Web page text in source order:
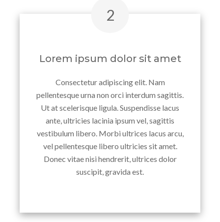
Lorem ipsum dolor sit amet
Consectetur adipiscing elit. Nam
pellentesque urna non orci interdum sagittis.
Ut at scelerisque ligula. Suspendisse lacus
ante, ultricies lacinia ipsum vel, sagittis
vestibulum libero. Morbi ultrices lacus arcu,
vel pellentesque libero ultricies sit amet.
Donec vitae nisi hendrerit, ultrices dolor
suscipit, gravida est.